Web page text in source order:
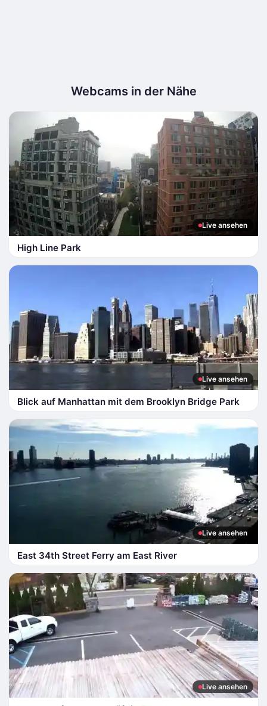
Webcams in der Nähe
Live ansehen
High Line Park
Live ansehen
Blick auf Manhattan mit dem Brooklyn Bridge Park
Live ansehen
East 34th Street Ferry am East River
Live ansehen